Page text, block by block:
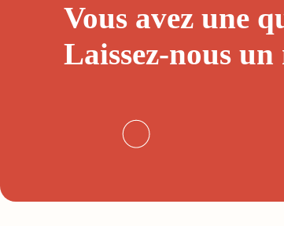
Vous avez une
Laissez-nous un